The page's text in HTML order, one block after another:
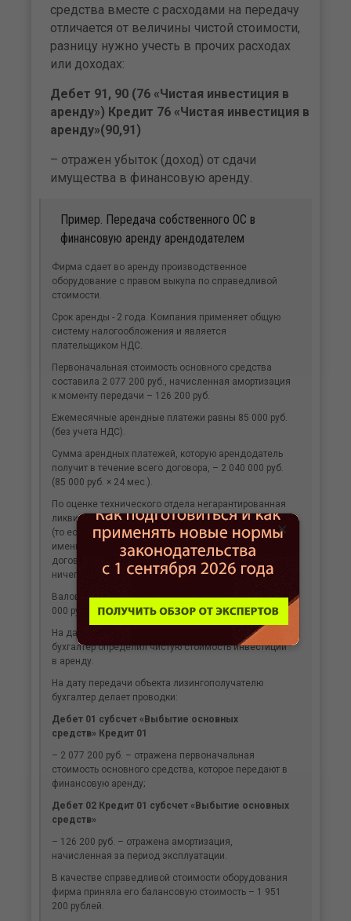
средства вместе с расходами на передачу
отличается от величины чистой стоимости,
разницу нужно учесть в прочих расходах
или доходах:
Дебет 91, 90 (76 «Чистая инвестиция в
аренду») Кредит 76 «Чистая инвестиция в
аренду»(90,91)
– отражен убыток (доход) от сдачи
имущества в финансовую аренду.
Пример. Передача собственного ОС в
финансовую аренду арендодателем
Фирма сдает во аренду производственное
оборудование с правом выкупа по справедливой
стоимости.
Срок аренды - 2 года. Компания применяет общую
систему налогообложения и является
плательщиком НДС.
Первоначальная стоимость основного средства
составила 2 077 200 руб., начисленная амортизация
к моменту передачи – 126 200 руб.
Ежемесячные арендные платежи равны 85 000 руб.
(без учета НДС).
Сумма арендных платежей, которую арендодатель
получит в течение всего договора, – 2 040 000 руб.
(85 000 руб. × 24 мес.).
По оценке технического отдела негарантированная
ликвидационная стоимость объекта – 240 000 руб.
(то есть через два года имущество будет стоить
именно эту сумму (без учета НДС). Согласно
договору, платежей по гарантии выкупа нет, поэтому
ничего вычитать не нужно.
Валовая стоимость инвестиции в аренду – 2 280
000 руб. (85 000 руб. × 24 мес. + 240 000 руб.).
На дату передачи имущества в финансовую аренду
бухгалтер определил чистую стоимость инвестиции
в аренду.
На дату передачи объекта лизингополучателю
бухгалтер делает проводки:
Дебет 01 субсчет «Выбытие основных
средств» Кредит 01
– 2 077 200 руб. – отражена первоначальная
стоимость основного средства, которое передают в
финансовую аренду;
Дебет 02 Кредит 01 субсчет «Выбытие основных
средств»
– 126 200 руб. – отражена амортизация,
начисленная за период эксплуатации.
В качестве справедливой стоимости оборудования
фирма приняла его балансовую стоимость – 1 951
200 рублей.
×